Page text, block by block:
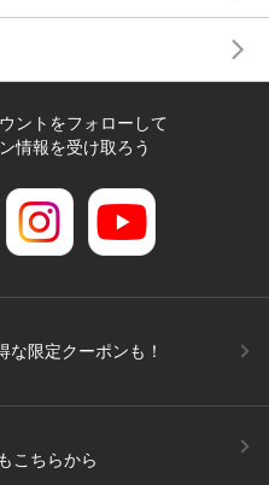
ントをフォローして
情報を受け取ろう
な限定クーポンも！
こちらから